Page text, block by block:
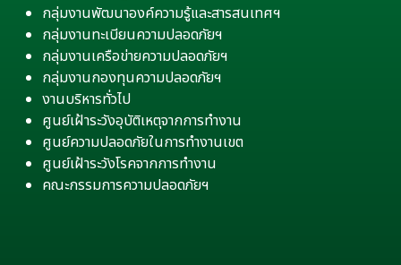
กลุ่มงานพัฒนาองค์ความรู้และสารสนเทศฯ
กลุ่มงานทะเบียนความปลอดภัยฯ
กลุ่มงานเครือข่ายความปลอดภัยฯ
กลุ่มงานกองทุนความปลอดภัยฯ
งานบริหารทั่วไป
ศูนย์เฝ้าระวังอุบัติเหตุจากการทำงาน
ศูนย์ความปลอดภัยในการทำงานเขต
ศูนย์เฝ้าระวังโรคจากการทำงาน
คณะกรรมการความปลอดภัยฯ